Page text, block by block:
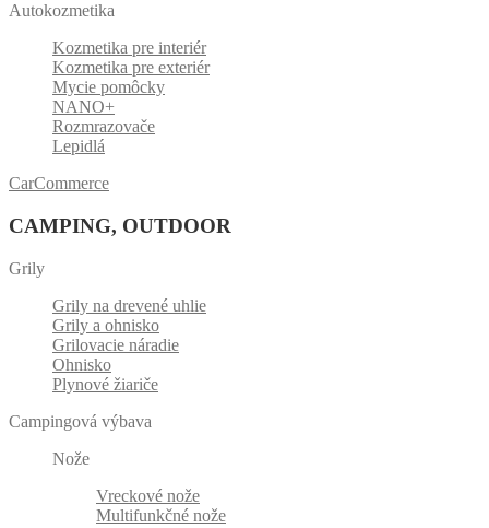
Autokozmetika
Kozmetika pre interiér
Kozmetika pre exteriér
Mycie pomôcky
NANO+
Rozmrazovače
Lepidlá
CarCommerce
CAMPING, OUTDOOR
Grily
Grily na drevené uhlie
Grily a ohnisko
Grilovacie náradie
Ohnisko
Plynové žiariče
Campingová výbava
Nože
Vreckové nože
Multifunkčné nože